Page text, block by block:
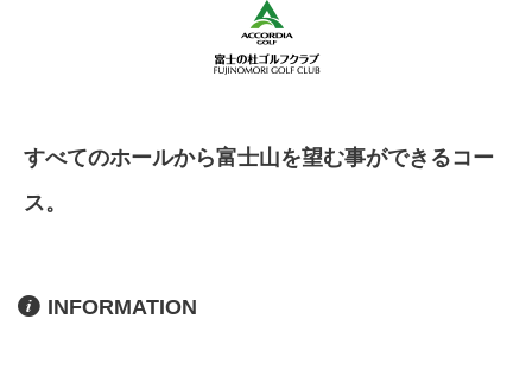
すべてのホールから富士山を望む事ができるコー
ス。
INFORMATION